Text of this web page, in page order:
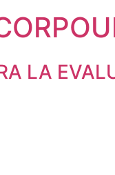
LA